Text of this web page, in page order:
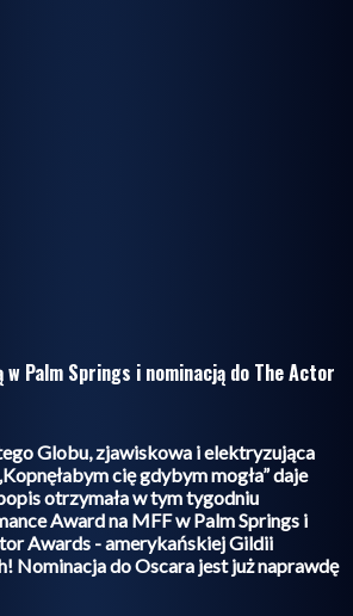
w Palm Springs i nominacją do The Actor
Globu, zjawiskowa i elektryzująca
cię gdybym mogła” daje
otrzymała w tym tygodniu
Award na MFF w Palm Springs i
Awards - amerykańskiej Gildii
Nominacja do Oscara jest już naprawdę